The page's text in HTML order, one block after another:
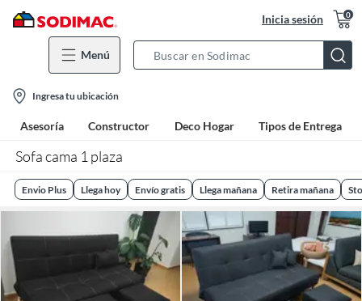
Inicia sesión 0
Menú
Bar
location-
icon
Ingresa tu ubicación
Asesoría Constructor Deco Hogar Tipos de Entrega
Sofa cama 1 plaza
Envio Plus Llega hoy Envío gratis Llega mañana Retira mañana